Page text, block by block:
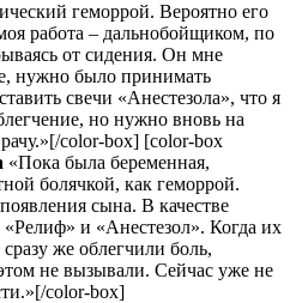
геморрой. Вероятно его
работа – дальнобойщиком, по
от сидения. Он мне
нужно было принимать
свечи «Анестезола», что я
но нужно вновь на
color-box] [color-box
«Пока была беременная,
болячкой, как геморрой.
сына. В качестве
и «Анестезол». Когда их
же облегчили боль,
не вызывали. Сейчас уже не
color-box]